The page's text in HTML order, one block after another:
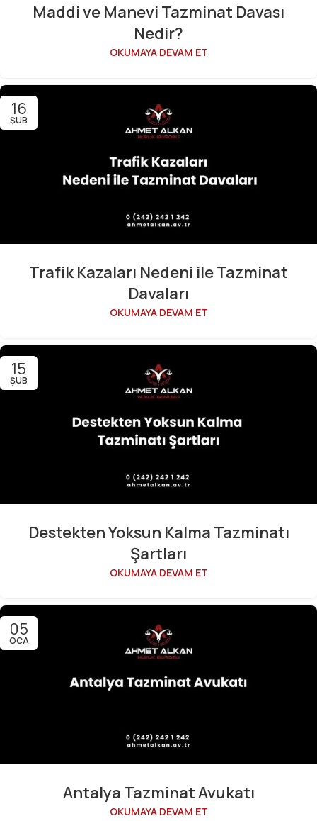
Maddi ve Manevi Tazminat Davası
Nedir?
OKUMAYA DEVAM ET
16
ŞUB
Trafik Kazaları Nedeni ile Tazminat
Davaları
OKUMAYA DEVAM ET
15
ŞUB
Destekten Yoksun Kalma Tazminatı
Şartları
OKUMAYA DEVAM ET
05
OCA
Antalya Tazminat Avukatı
OKUMAYA DEVAM ET